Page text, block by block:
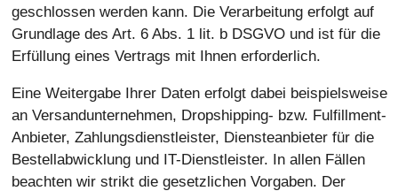
geschlossen werden kann. Die Verarbeitung erfolgt auf
Grundlage des Art. 6 Abs. 1 lit. b DSGVO und ist für die
Erfüllung eines Vertrags mit Ihnen erforderlich.
Eine Weitergabe Ihrer Daten erfolgt dabei beispielsweise
an Versandunternehmen, Dropshipping- bzw. Fulfillment-
Anbieter, Zahlungsdienstleister, Diensteanbieter für die
Bestellabwicklung und IT-Dienstleister. In allen Fällen
beachten wir strikt die gesetzlichen Vorgaben. Der